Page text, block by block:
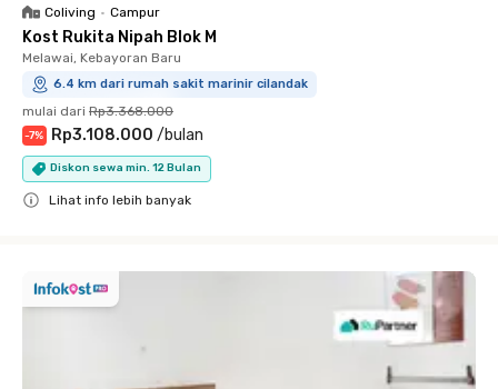
Coliving • Campur
Kost Rukita Nipah Blok M
Melawai, Kebayoran Baru
6.4 km dari rumah sakit marinir cilandak
mulai dari Rp3.368.000
-7% Rp3.108.000 /bulan
Diskon sewa min. 12 Bulan
Lihat info lebih banyak